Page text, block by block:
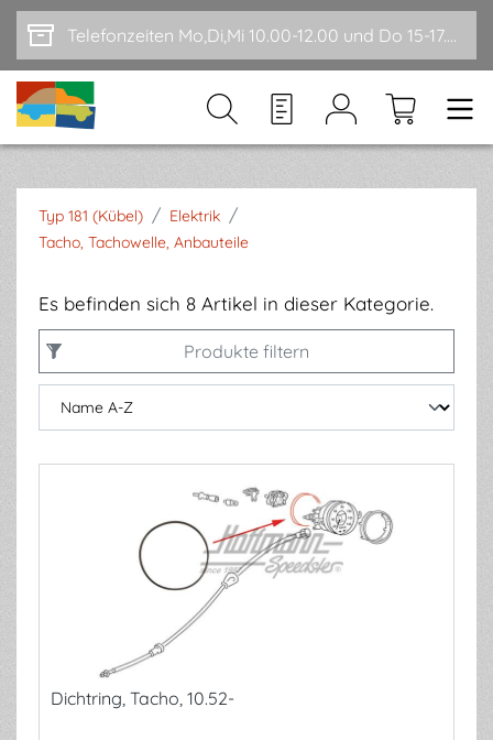
Zum Hauptinhalt springen Telefonzeiten Mo,Di,Mi 10.00-12.00 und Do 15-17.00
Typ 181 (Kübel) / Elektrik /
Tacho, Tachowelle, Anbauteile
Es befinden sich 8 Artikel in dieser Kategorie.
Produkte filtern
Dichtring, Tacho, 10.52-